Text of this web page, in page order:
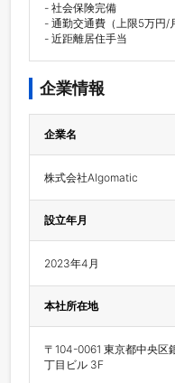
- 社会保険完備
- 通勤交通費（上限5万円/
- 近距離居住手当
企業情報
企業名
株式会社Algomatic
設立年月
2023年4月
本社所在地
〒104-0061 東京都中央区
丁目ビル 3F